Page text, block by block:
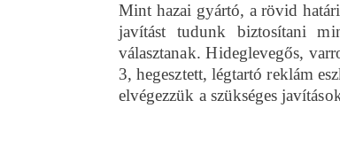
Mint hazai gyártó, a rövid
javítást tudunk biztosítani
választanak. Hideglevegős,
3, hegesztett, légtartó reklám
elvégezzük a szükséges